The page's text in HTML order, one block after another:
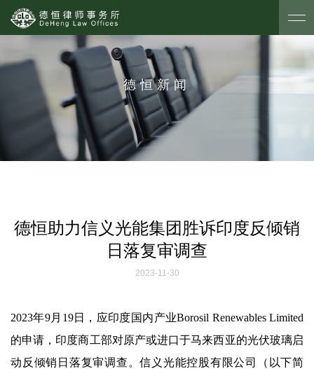
德恒新闻
德恒助力信义光能集团胜诉印度反倾销
日落复审调查
2023-11-30
2023年9月19日，应印度国内产业Borosil Renewables Limited
的申请，印度商工部对原产或进口于马来西亚的光伏玻璃启
动反倾销日落复审调查。信义光能控股有限公司（以下简